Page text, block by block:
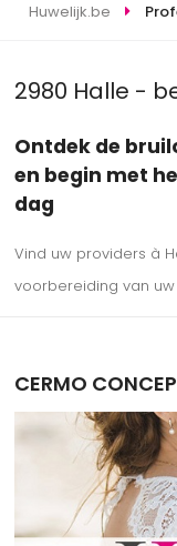
Huwelijk.be
2980 Halle -
Ontdek de
en begin met
dag
Vind uw providers à
voorbereiding van
CERMO